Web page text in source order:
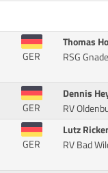
GER
Thomas
RSG
GER
Dennis
RV
GER
Lutz
RV Bad